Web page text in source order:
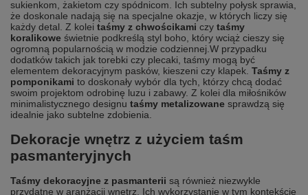
sukienkom, żakietom czy spódnicom. Ich subtelny połysk sprawia,
że doskonale nadają się na specjalne okazje, w których liczy się
każdy detal. Z kolei taśmy z chwościkami czy taśmy
koralikowe świetnie podkreślą styl boho, który wciąż cieszy się
ogromną popularnością w modzie codziennej. W przypadku
dodatków takich jak torebki czy plecaki, taśmy mogą być
elementem dekoracyjnym pasków, kieszeni czy klapek. Taśmy z
pomponikami to doskonały wybór dla tych, którzy chcą dodać
swoim projektom odrobinę luzu i zabawy. Z kolei dla miłośników
minimalistycznego designu taśmy metalizowane sprawdzą się
idealnie jako subtelne zdobienia.
Dekoracje wnętrz z użyciem taśm
pasmanteryjnych
Taśmy dekoracyjne z pasmanterii są również niezwykle
przydatne w aranżacji wnętrz. Ich wykorzystanie w tym kontekście